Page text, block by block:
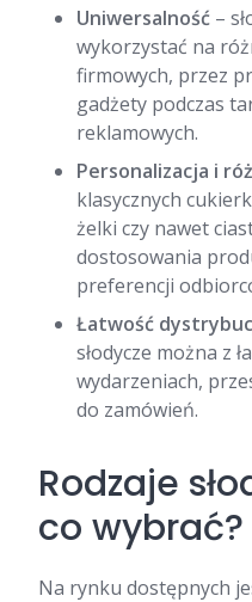
Uniwersalność –
wykorzystać na
firmowych, przez
gadżety podczas
reklamowych.
Personalizacja i
klasycznych
żelki czy nawet
dostosowania
preferencji
Łatwość
słodycze można z
wydarzeniach,
do zamówień.
Rodzaje
co wybrać?
Na rynku dostępnych